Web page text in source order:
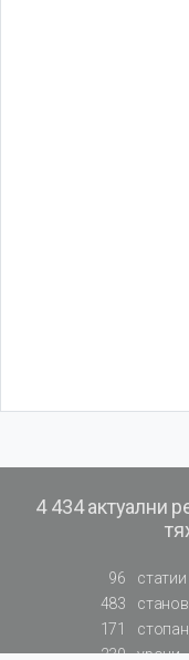
4 434 актуални
96
статии
483
171
230
уроци